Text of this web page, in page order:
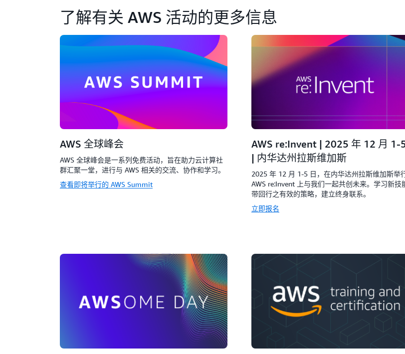
了解有关 AWS 活动的更多信息
AWS 全球峰会
AWS 全球峰会是一系列免费活动，旨在助力云计算社
群汇聚一堂，进行与 AWS 相关的交流、协作和学习。
查看即将举行的 AWS Summit
AWS re:Invent | 2025 年 12 月 1-
| 内华达州拉斯维加斯
2025 年 12 月 1-5 日，在内华达州拉斯维加斯举
AWS re:Invent 上与我们一起共创未来。学习新技
带回行之有效的策略，建立终身联系。
立即报名